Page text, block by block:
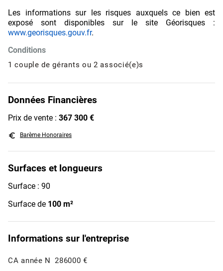
Les informations sur les risques auxquels ce bien est
exposé sont disponibles sur le site Géorisques :
www.georisques.gouv.fr.
Conditions
1 couple de gérants ou 2 associé(e)s
Données Financières
Prix de vente : 367 300 €
euro_symbol Barème Honoraires
Surfaces et longueurs
Surface : 90
Surface de 100 m²
Informations sur l'entreprise
CA année N 286000 €